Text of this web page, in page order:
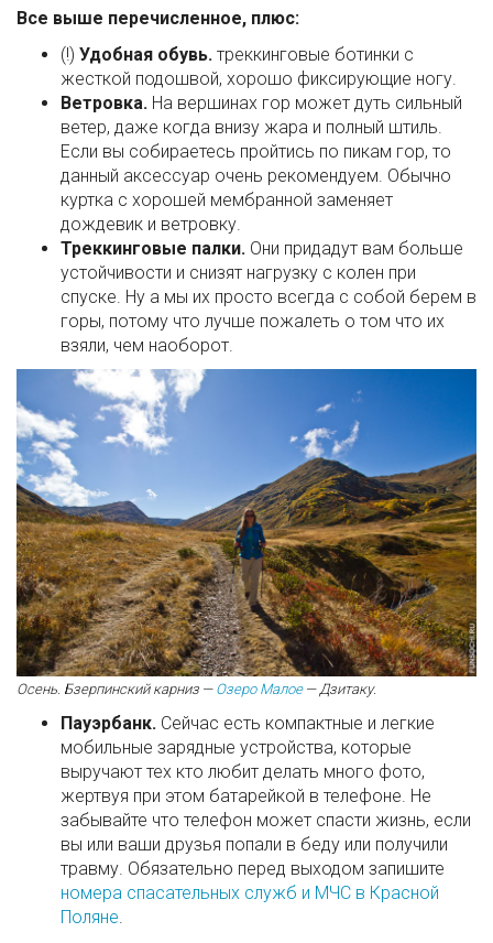
Все выше перечисленное, плюс:
(!) Удобная обувь. треккинговые ботинки с
жесткой подошвой, хорошо фиксирующие ногу.
Ветровка. На вершинах гор может дуть сильный
ветер, даже когда внизу жара и полный штиль.
Если вы собираетесь пройтись по пикам гор, то
данный аксессуар очень рекомендуем. Обычно
куртка с хорошей мембранной заменяет
дождевик и ветровку.
Треккинговые палки. Они придадут вам больше
устойчивости и снизят нагрузку с колен при
спуске. Ну а мы их просто всегда с собой берем в
горы, потому что лучше пожалеть о том что их
взяли, чем наоборот.
Осень. Бзерпинский карниз — Озеро Малое— Дзитаку.
Пауэрбанк. Сейчас есть компактные и легкие
мобильные зарядные устройства, которые
выручают тех кто любит делать много фото,
жертвуя при этом батарейкой в телефоне. Не
забывайте что телефон может спасти жизнь, если
вы или ваши друзья попали в беду или получили
травму. Обязательно перед выходом запишите
номера спасательных служб и МЧС в Красной
Поляне.